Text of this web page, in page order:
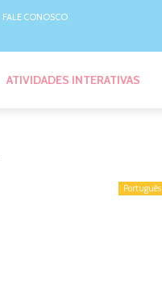
FALE CONOSCO
ATIVIDADES INTERATIVAS
Português